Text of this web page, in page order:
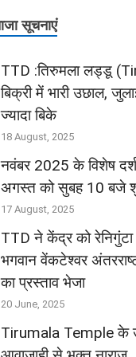
सूचनाएं
TTD :तिरुमला लड्डू
बिक्री में भारी उछाल,
ज्‍यादा बिके
18 August, 2025
नवंबर 2025 के विशेष
अगस्‍त को सुबह 10 बजे
17 August, 2025
TTD ने केंद्र को
भगवान वेंकटेश्वर
का प्रस्ताव भेजा
20 June, 2025
Tirumala Temple के